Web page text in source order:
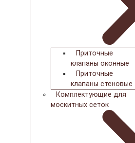
Приточные
клапаны оконные
Приточные
клапаны стеновые
Комплектующие для
москитных сеток